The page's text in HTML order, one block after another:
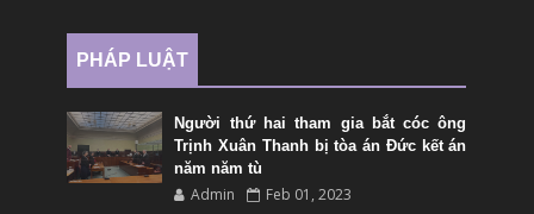
PHÁP LUẬT
Người thứ hai tham gia bắt cóc ông
Trịnh Xuân Thanh bị tòa án Đức kết án
năm năm tù
Admin Feb 01, 2023